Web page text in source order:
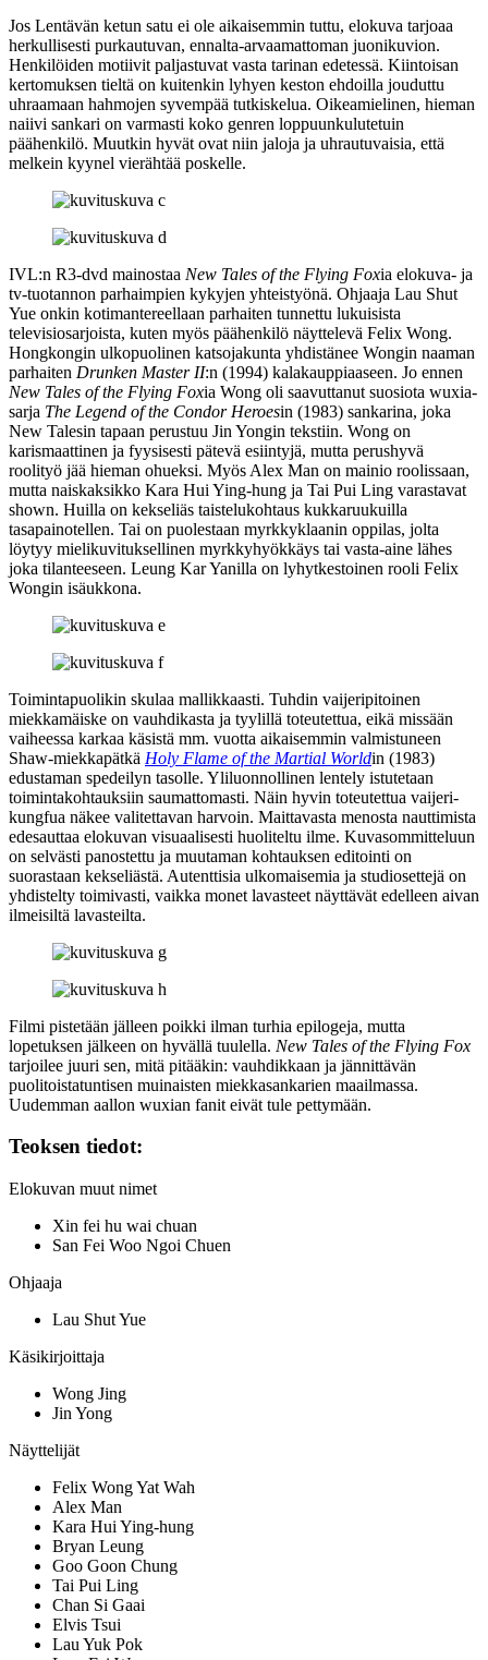
Jos Lentävän ketun satu ei ole aikaisemmin tuttu, elokuva tarjoaa
herkullisesti purkautuvan, ennalta-arvaamattoman juonikuvion.
Henkilöiden motiivit paljastuvat vasta tarinan edetessä. Kiintoisan
kertomuksen tieltä on kuitenkin lyhyen keston ehdoilla jouduttu
uhraamaan hahmojen syvempää tutkiskelua. Oikeamielinen, hieman
naiivi sankari on varmasti koko genren loppuunkulutetuin
päähenkilö. Muutkin hyvät ovat niin jaloja ja uhrautuvaisia, että
melkein kyynel vierähtää poskelle.
IVL:n R3‑dvd mainostaa New Tales of the Flying Foxia elokuva‑ ja
tv‑tuotannon parhaimpien kykyjen yhteistyönä. Ohjaaja Lau Shut
Yue onkin kotimantereellaan parhaiten tunnettu lukuisista
televisiosarjoista, kuten myös päähenkilö näyttelevä Felix Wong.
Hongkongin ulkopuolinen katsojakunta yhdistänee Wongin naaman
parhaiten Drunken Master II:n (1994) kalakauppiaaseen. Jo ennen
New Tales of the Flying Foxia Wong oli saavuttanut suosiota wuxia-
sarja The Legend of the Condor Heroesin (1983) sankarina, joka
New Talesin tapaan perustuu Jin Yongin tekstiin. Wong on
karismaattinen ja fyysisesti pätevä esiintyjä, mutta perushyvä
roolityö jää hieman ohueksi. Myös Alex Man on mainio roolissaan,
mutta naiskaksikko Kara Hui Ying-hung ja Tai Pui Ling varastavat
shown. Huilla on kekseliäs taistelukohtaus kukkaruukuilla
tasapainotellen. Tai on puolestaan myrkkyklaanin oppilas, jolta
löytyy mielikuvituksellinen myrkkyhyökkäys tai vasta-aine lähes
joka tilanteeseen. Leung Kar Yanilla on lyhytkestoinen rooli Felix
Wongin isäukkona.
Toimintapuolikin skulaa mallikkaasti. Tuhdin vaijeripitoinen
miekkamäiske on vauhdikasta ja tyylillä toteutettua, eikä missään
vaiheessa karkaa käsistä mm. vuotta aikaisemmin valmistuneen
Shaw-miekkapätkä Holy Flame of the Martial Worldin (1983)
edustaman spedeilyn tasolle. Yliluonnollinen lentely istutetaan
toimintakohtauksiin saumattomasti. Näin hyvin toteutettua vaijeri-
kungfua näkee valitettavan harvoin. Maittavasta menosta nauttimista
edesauttaa elokuvan visuaalisesti huoliteltu ilme. Kuvasommitteluun
on selvästi panostettu ja muutaman kohtauksen editointi on
suorastaan kekseliästä. Autenttisia ulkomaisemia ja studiosettejä on
yhdistelty toimivasti, vaikka monet lavasteet näyttävät edelleen aivan
ilmeisiltä lavasteilta.
Filmi pistetään jälleen poikki ilman turhia epilogeja, mutta
lopetuksen jälkeen on hyvällä tuulella. New Tales of the Flying Fox
tarjoilee juuri sen, mitä pitääkin: vauhdikkaan ja jännittävän
puolitoistatuntisen muinaisten miekkasankarien maailmassa.
Uudemman aallon wuxian fanit eivät tule pettymään.
Teoksen tiedot:
Elokuvan muut nimet
Xin fei hu wai chuan
San Fei Woo Ngoi Chuen
Ohjaaja
Lau Shut Yue
Käsikirjoittaja
Wong Jing
Jin Yong
Näyttelijät
Felix Wong Yat Wah
Alex Man
Kara Hui Ying-hung
Bryan Leung
Goo Goon Chung
Tai Pui Ling
Chan Si Gaai
Elvis Tsui
Lau Yuk Pok